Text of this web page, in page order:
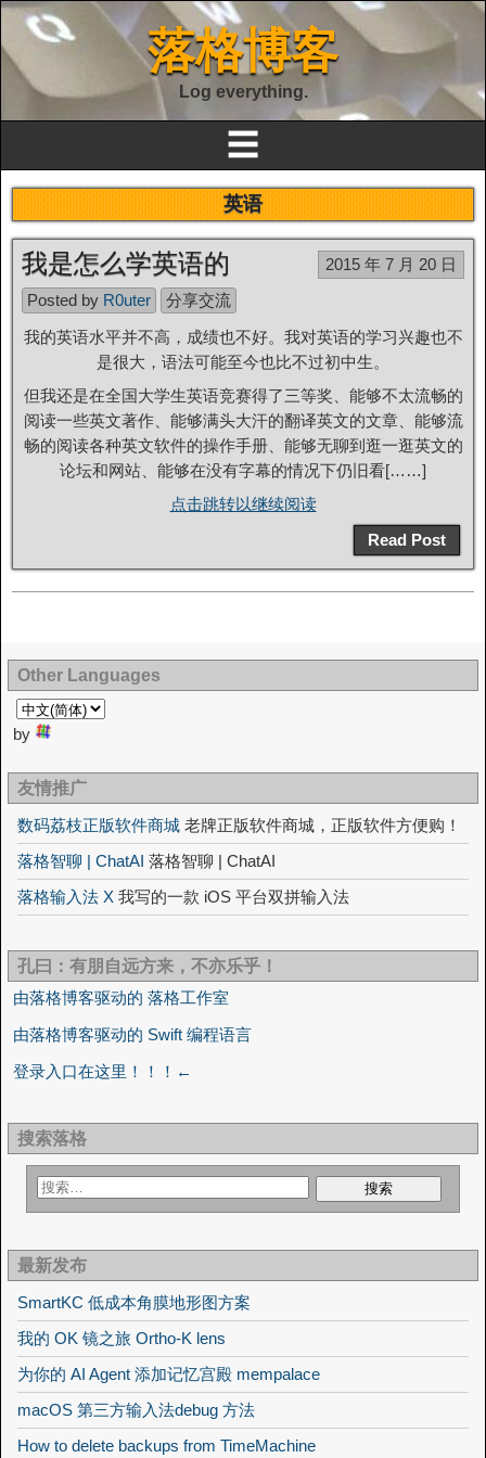
落格博客
Log everything.
☰
英语
我是怎么学英语的
2015 年 7 月 20 日
Posted by R0uter
分享交流
我的英语水平并不高，成绩也不好。我对英语的学习兴趣也不
是很大，语法可能至今也比不过初中生。
但我还是在全国大学生英语竞赛得了三等奖、能够不太流畅的
阅读一些英文著作、能够满头大汗的翻译英文的文章、能够流
畅的阅读各种英文软件的操作手册、能够无聊到逛一逛英文的
论坛和网站、能够在没有字幕的情况下仍旧看[……]
点击跳转以继续阅读
Read Post
Other Languages
by
友情推广
数码荔枝正版软件商城 老牌正版软件商城，正版软件方便购！
落格智聊 | ChatAI 落格智聊 | ChatAI
落格输入法 X 我写的一款 iOS 平台双拼输入法
孔曰：有朋自远方来，不亦乐乎！
由落格博客驱动的 落格工作室
由落格博客驱动的 Swift 编程语言
登录入口在这里！！！←
搜索落格
最新发布
SmartKC 低成本角膜地形图方案
我的 OK 镜之旅 Ortho-K lens
为你的 AI Agent 添加记忆宫殿 mempalace
macOS 第三方输入法debug 方法
How to delete backups from TimeMachine